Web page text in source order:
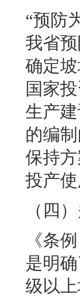
“预防
我省
确定
国家
生产
的编
保持
投产
（四
《条
是明
级以